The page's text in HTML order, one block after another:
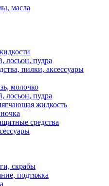
масла
лосьон, пудра
пилки, аксессуары
молочко
лосьон, пудра
жидкость
средства
скрабы
подтяжка